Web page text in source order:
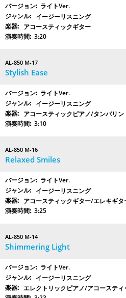
ライトVer.
イージーリスニング
アコースティックギター
3:20
AL-850 M-17
Stylish Ease
ライトVer.
イージーリスニング
アコースティックピアノ/タンバリン
3:10
AL-850 M-16
Relaxed Smiles
ライトVer.
イージーリスニング
アコースティックギター/エレキギ
3:25
AL-850 M-14
Shimmering Light
ライトVer.
イージーリスニング
エレクトリックピアノ/アコースティ